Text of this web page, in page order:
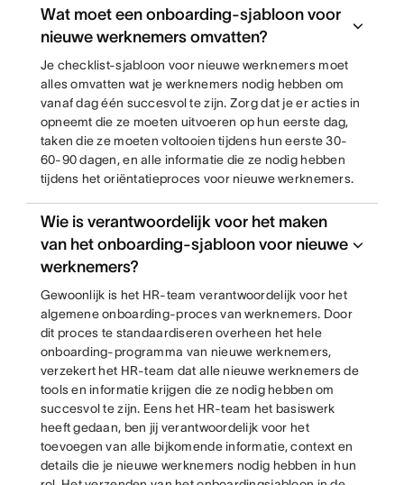
Wat moet een onboarding-sjabloon voor
nieuwe werknemers omvatten?
Je checklist-sjabloon voor nieuwe werknemers moet
alles omvatten wat je werknemers nodig hebben om
vanaf dag één succesvol te zijn. Zorg dat je er acties in
opneemt die ze moeten uitvoeren op hun eerste dag,
taken die ze moeten voltooien tijdens hun eerste 30-
60-90 dagen, en alle informatie die ze nodig hebben
tijdens het oriëntatieproces voor nieuwe werknemers.
Wie is verantwoordelijk voor het maken
van het onboarding-sjabloon voor nieuwe
werknemers?
Gewoonlijk is het HR-team verantwoordelijk voor het
algemene onboarding-proces van werknemers. Door
dit proces te standaardiseren overheen het hele
onboarding-programma van nieuwe werknemers,
verzekert het HR-team dat alle nieuwe werknemers de
tools en informatie krijgen die ze nodig hebben om
succesvol te zijn. Eens het HR-team het basiswerk
heeft gedaan, ben jij verantwoordelijk voor het
toevoegen van alle bijkomende informatie, context en
details die je nieuwe werknemers nodig hebben in hun